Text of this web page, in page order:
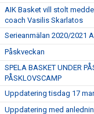
AIK Basket vill stolt
coach Vasilis Skarlatos
Serieanmälan 2020/2021
Påskveckan
SPELA BASKET UNDER
PÅSKLOVSCAMP
Uppdatering tisdag 17
Uppdatering med